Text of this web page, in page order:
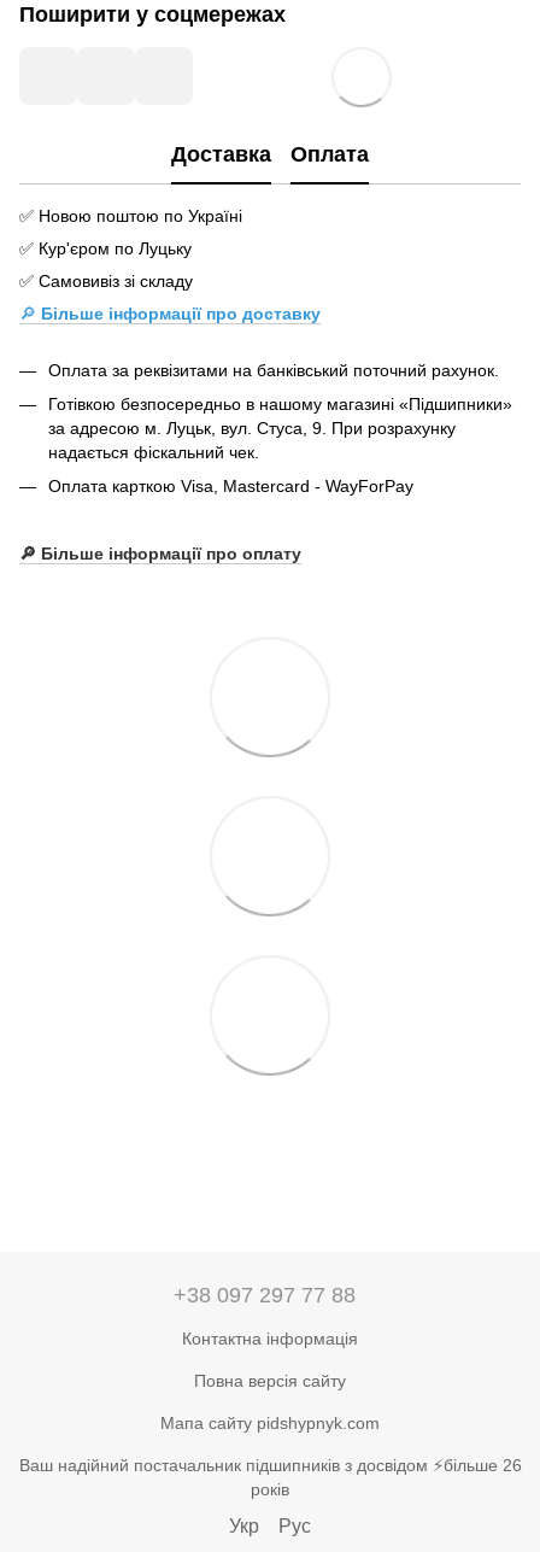
Поширити у соцмережах
Доставка Оплата
✅ Новою поштою по Україні
✅ Кур'єром по Луцьку
✅ Самовивіз зі складу
🔎 Більше інформації про доставку
Оплата за реквізитами на банківський поточний рахунок.
Готівкою безпосередньо в нашому магазині «Підшипники»
за адресою м. Луцьк, вул. Стуса, 9. При розрахунку
надається фіскальний чек.
Оплата карткою Visa, Mastercard - WayForPay
🔎 Більше інформації про оплату
+38 097 297 77 88
Контактна інформація
Повна версія сайту
Мапа сайту pidshypnyk.com
Ваш надійний постачальник підшипників з досвідом ⚡більше 26
років
Укр Рус